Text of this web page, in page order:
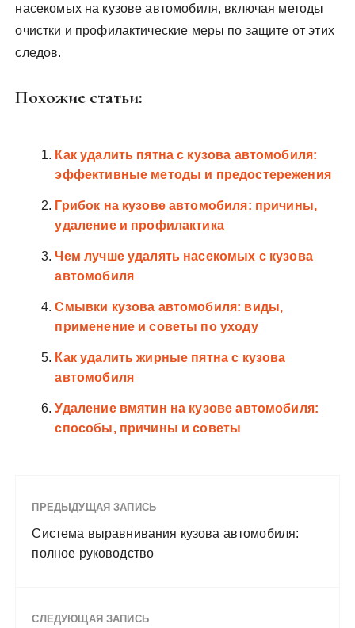
насекомых на кузове автомобиля, включая методы
очистки и профилактические меры по защите от этих
следов.
Похожие статьи:
Как удалить пятна с кузова автомобиля:
эффективные методы и предостережения
Грибок на кузове автомобиля: причины,
удаление и профилактика
Чем лучше удалять насекомых с кузова
автомобиля
Смывки кузова автомобиля: виды,
применение и советы по уходу
Как удалить жирные пятна с кузова
автомобиля
Удаление вмятин на кузове автомобиля:
способы, причины и советы
ПРЕДЫДУЩАЯ ЗАПИСЬ
Система выравнивания кузова автомобиля:
полное руководство
СЛЕДУЮЩАЯ ЗАПИСЬ